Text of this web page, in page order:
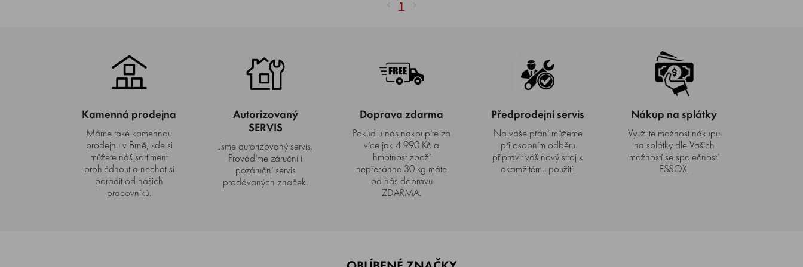
1
Kamenná prodejna
Máme také kamennou
prodejnu v Brně, kde si
můžete náš sortiment
prohlédnout a nechat si
poradit od našich
pracovníků.
Autorizovaný
SERVIS
Jsme autorizovaný servis.
Provádíme záruční i
pozáruční servis
prodávaných značek.
Doprava zdarma
Pokud u nás nakoupíte za
více jak 4 990 Kč a
hmotnost zboží
nepřesáhne 30 kg máte
od nás dopravu
ZDARMA.
Předprodejní servis
Na vaše přání můžeme
při osobním odběru
připravit váš nový stroj k
okamžitému použití.
Nákup na splátky
Využijte možnost nákupu
na splátky dle Vašich
možností se společností
ESSOX.